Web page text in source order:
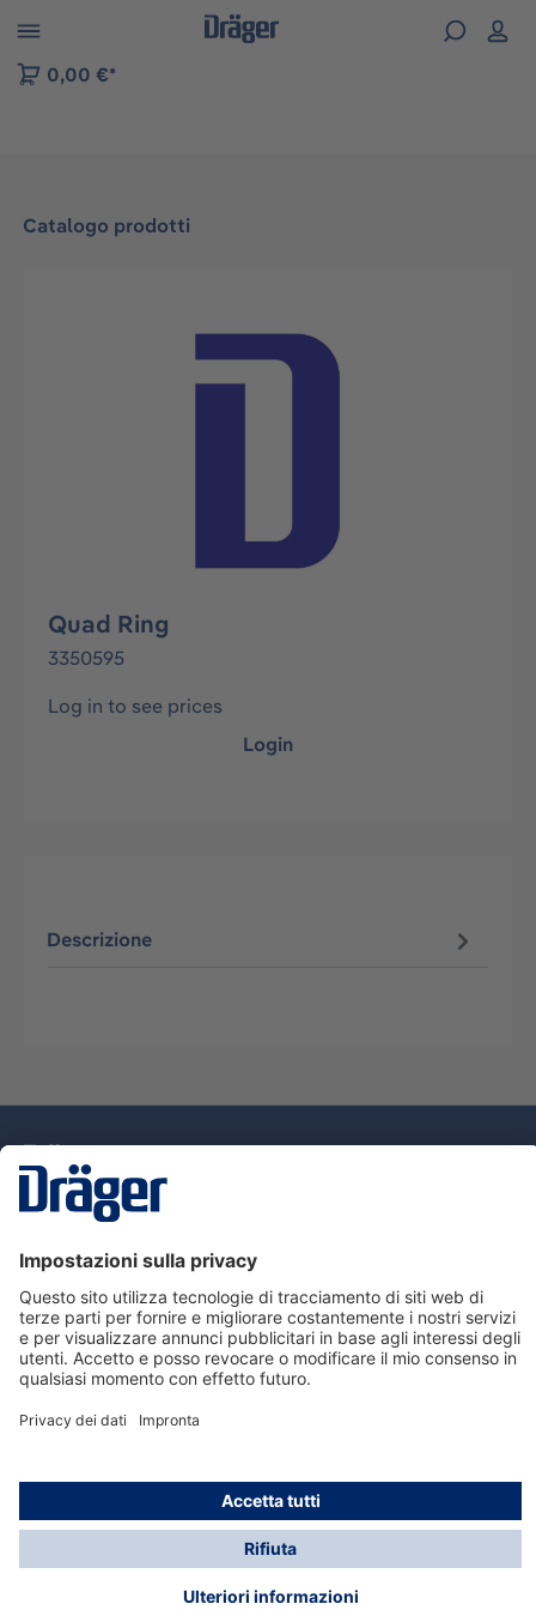
Skip to B2B platform navigation
0,00 €*
Catalogo prodotti
Salta la galleria di immagini
Quad Ring
3350595
Log in to see prices
Login
Descrizione
Assistenza
Informazioni su Dräger
Informazioni
* Tutti i prezzi escl. IVA più spese di spedizione ed
eventuali spese di spedizione, se non diversamente